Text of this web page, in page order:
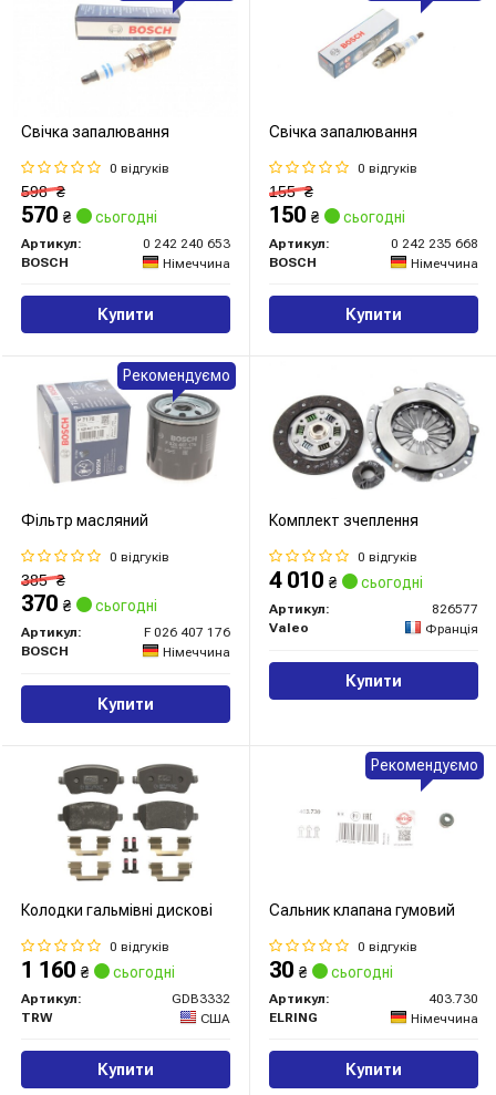
Свічка запалювання
0 відгуків
598₴
570 ₴ сьогодні
Артикул:
0 242 240 653
BOSCH
Німеччина
Купити
Свічка запалювання
0 відгуків
155₴
150 ₴ сьогодні
Артикул:
0 242 235 668
BOSCH
Німеччина
Купити
Фільтр масляний
0 відгуків
385₴
370 ₴ сьогодні
Артикул:
F 026 407 176
BOSCH
Німеччина
Купити
Рекомендуємо
Комплект зчеплення
0 відгуків
4 010 ₴ сьогодні
Артикул:
826577
Valeo
Франція
Купити
Колодки гальмівні дискові
0 відгуків
1 160 ₴ сьогодні
Артикул:
GDB3332
TRW
США
Купити
Сальник клапана гумовий
0 відгуків
30 ₴ сьогодні
Артикул:
403.730
ELRING
Німеччина
Купити
Рекомендуємо